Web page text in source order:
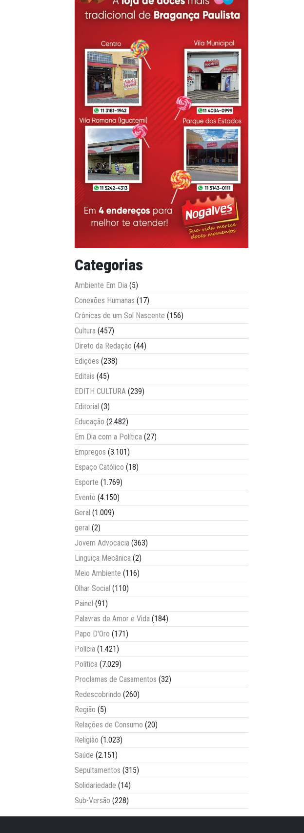
Categorias
Ambiente Em Dia (5)
Conexões Humanas (17)
Crônicas de um Sol Nascente (156)
Cultura (457)
Direto da Redação (44)
Edições (238)
Editais (45)
EDITH CULTURA (239)
Editorial (3)
Educação (2.482)
Em Dia com a Política (27)
Empregos (3.101)
Espaço Católico (18)
Esporte (1.769)
Evento (4.150)
Geral (1.009)
geral (2)
Jovem Advocacia (363)
Linguiça Mecânica (2)
Meio Ambiente (116)
Olhar Social (110)
Painel (91)
Palavras de Amor e Vida (184)
Papo D'Oro (171)
Polícia (1.421)
Política (7.029)
Proclamas de Casamentos (32)
Redescobrindo (260)
Região (5)
Relações de Consumo (20)
Religião (1.023)
Saúde (2.151)
Sepultamentos (315)
Solidariedade (14)
Sub-Versão (228)